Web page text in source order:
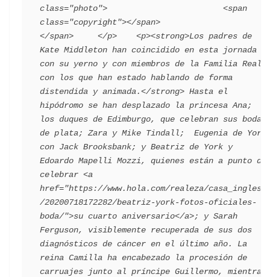
class="photo">                        <span
class="copyright"></span>
</span>     </p>    <p><strong>Los padres de
Kate Middleton han coincidido en esta jornada
con su yerno y con miembros de la Familia Real
con los que han estado hablando de forma
distendida y animada.</strong> Hasta el
hipódromo se han desplazado la princesa Ana;
los duques de Edimburgo, que celebran sus bodas
de plata; Zara y Mike Tindall;  Eugenia de York
con Jack Brooksbank; y Beatriz de York y
Edoardo Mapelli Mozzi, quienes están a punto de
celebrar <a
href="https://www.hola.com/realeza/casa_inglesa
/20200718172282/beatriz-york-fotos-oficiales-
boda/">su cuarto aniversario</a>; y Sarah
Ferguson, visiblemente recuperada de sus dos
diagnósticos de cáncer en el último año. La
reina Camilla ha encabezado la procesión de
carruajes junto al príncipe Guillermo, mientras